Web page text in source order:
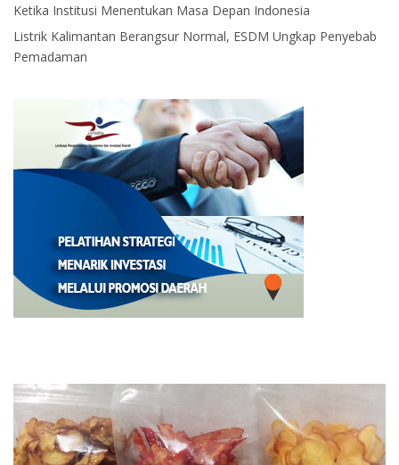
Ketika Institusi Menentukan Masa Depan Indonesia
Listrik Kalimantan Berangsur Normal, ESDM Ungkap Penyebab
Pemadaman